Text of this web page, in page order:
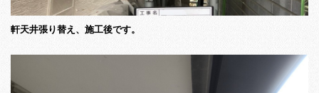
軒天井張り替え、施工後です。